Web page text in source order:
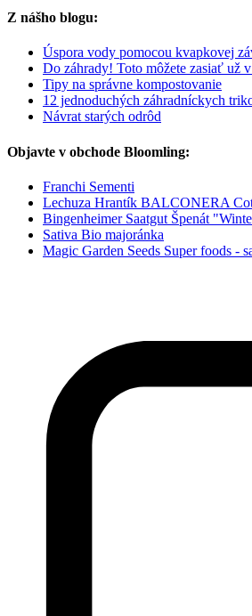
Z nášho blogu:
Úspora vody pomocou kvapkovej
Do záhrady! Toto môžete zasiať už
Tipy na správne kompostovanie
12 jednoduchých záhradníckych
Návrat starých odrôd
Objavte v obchode Bloomling:
Franchi Sementi
Lechuza Hrantík BALCONERA
Bingenheimer Saatgut Špenát
Sativa Bio majoránka
Magic Garden Seeds Super foods -